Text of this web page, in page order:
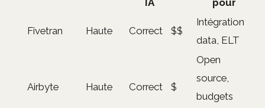
IA
pour
Fivetran Haute Correct $$
Intégration
data, ELT
Airbyte Haute Correct $
Open
source,
budgets